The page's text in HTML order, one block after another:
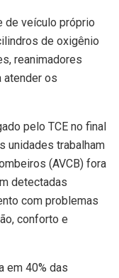
de veículo próprio
de oxigênio
reanimadores
atender os
pelo TCE no final
unidades trabalham
(AVCB) fora
detectadas
com problemas
conforto e
em 40% das